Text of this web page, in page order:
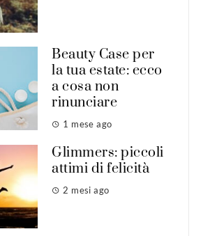
Beauty Case per
la tua estate: ecco
a cosa non
rinunciare
1 mese ago
Glimmers: piccoli
attimi di felicità
2 mesi ago